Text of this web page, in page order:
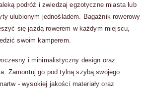
podróż i zwiedzaj egzotyczne miasta lub
ulubionym jednośladem. Bagażnik rowerowy
się jazdą rowerem w każdym miejscu,
swoim kamperem.
i minimalistyczny design oraz
Zamontuj go pod tylną szybą swojego
- wysokiej jakości materiały oraz